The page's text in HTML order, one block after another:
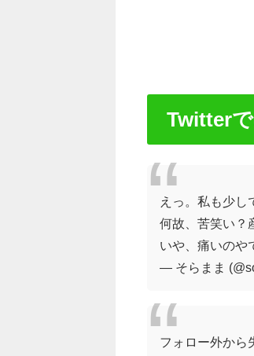
Twitter
えっ。私も少し
何故、苦笑い？
いや、痛いのや
— そらまま
フォロー外から